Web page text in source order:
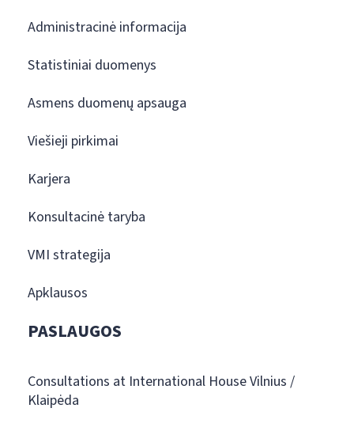
Administracinė informacija
Statistiniai duomenys
Asmens duomenų apsauga
Viešieji pirkimai
Karjera
Konsultacinė taryba
VMI strategija
Apklausos
PASLAUGOS
Consultations at International House Vilnius /
Klaipėda